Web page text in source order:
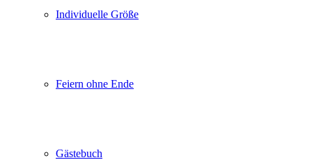
Individuelle Größe
Feiern ohne Ende
Gästebuch